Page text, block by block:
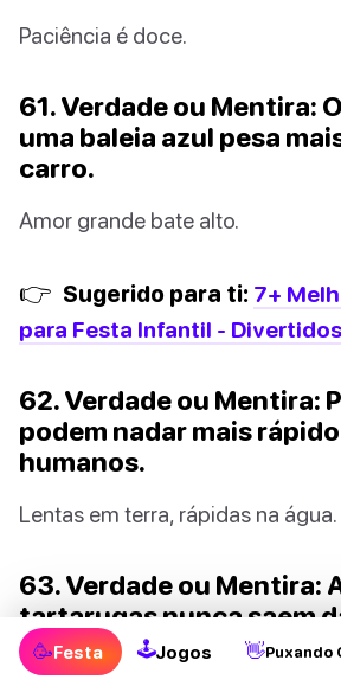
Paciência é doce.
61. Verdade ou Mentira:
uma baleia azul pesa
carro.
Amor grande bate alto.
👉 Sugerido para ti: 7+
para Festa Infantil -
62. Verdade ou Mentira:
podem nadar mais
humanos.
Lentas em terra, rápidas na água.
63. Verdade ou Mentira:
tartarugas nunca saem
Aquáticas para sempre.
🥳Festa 🕹Jogos 👋Puxando